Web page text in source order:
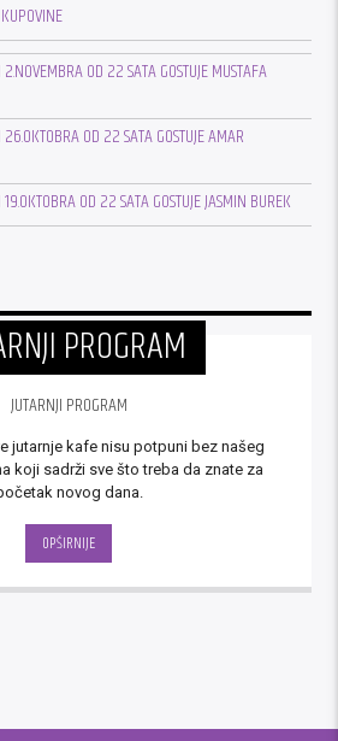
OD 22 SATA GOSTUJE MUSTAFA
OD 22 SATA GOSTUJE AMAR
OD 22 SATA GOSTUJE JASMIN BUREK
PROGRAM
JUTARNJI PROGRAM
jutarnje kafe nisu potpuni bez našeg
koji sadrži sve što treba da znate za
novog dana.
OPŠIRNIJE